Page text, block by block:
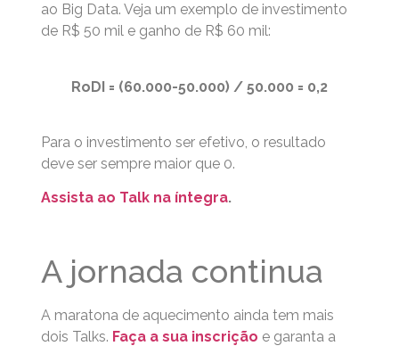
ao Big Data. Veja um exemplo de investimento
de R$ 50 mil e ganho de R$ 60 mil:
RoDI = (60.000-50.000) / 50.000 = 0,2
Para o investimento ser efetivo, o resultado
deve ser sempre maior que 0.
Assista ao Talk na íntegra.
A jornada continua
A maratona de aquecimento ainda tem mais
dois Talks. Faça a sua inscrição e garanta a